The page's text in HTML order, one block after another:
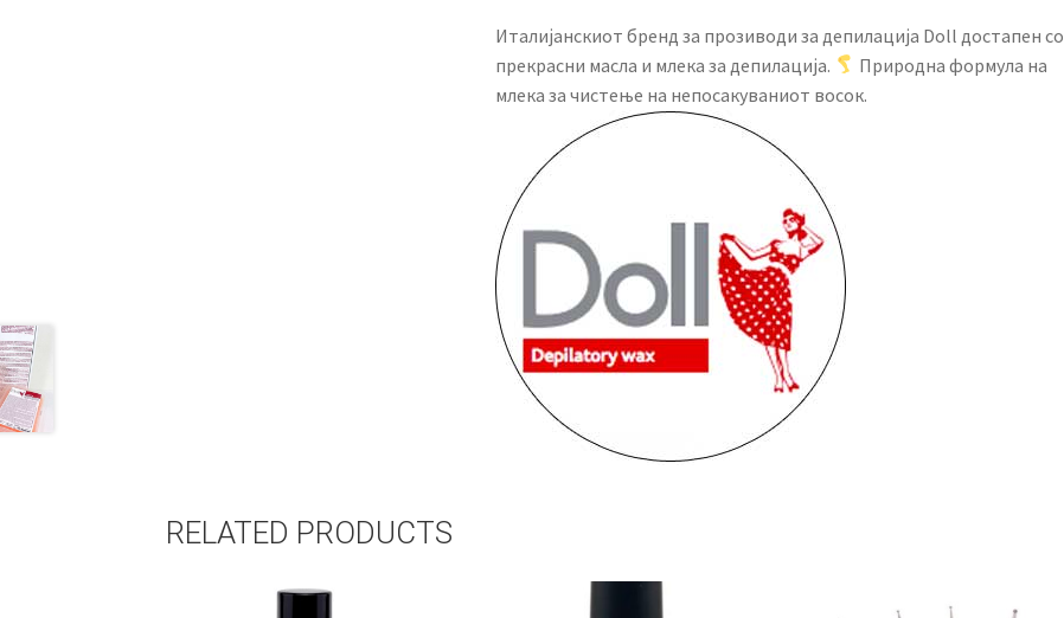
Италијанскиот бренд за прозиводи за депилација Doll достапен со
прекрасни масла и млека за депилација.
Природна формула на
млека за чистење на непосакуваниот восок.
RELATED PRODUCTS